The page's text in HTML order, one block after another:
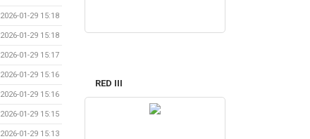
2026-01-29 15:18
2026-01-29 15:18
2026-01-29 15:17
2026-01-29 15:16
2026-01-29 15:16
2026-01-29 15:15
2026-01-29 15:13
RED III